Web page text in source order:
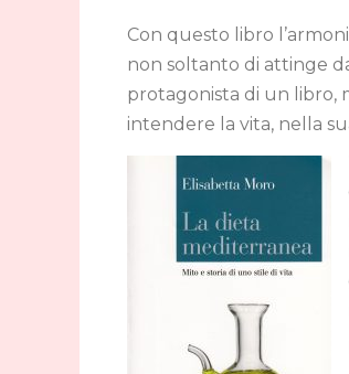
Con questo libro
non soltanto di attinge
protagonista di un libro,
intendere la vita, nella